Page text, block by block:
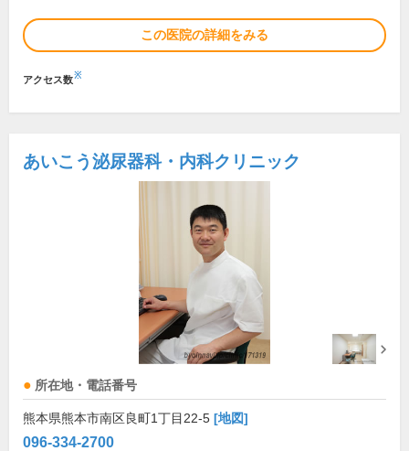
この医院の詳細をみる
アクセス数※
あいこう泌尿器科・内科クリニック
所在地・電話番号
熊本県熊本市南区良町1丁目22-5 [地図]
096-334-2700